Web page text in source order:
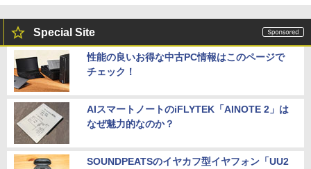
Special Site
性能の良いお得な中古PC情報はこのページで
チェック！
AIスマートノートのiFLYTEK「AINOTE 2」は
なぜ魅力的なのか？
SOUNDPEATSのイヤカフ型イヤフォン「UU2